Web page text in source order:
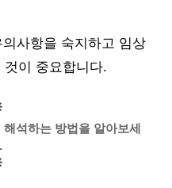
사항을 숙지하고 임상
이 중요합니다.
석하는 방법을 알아보세